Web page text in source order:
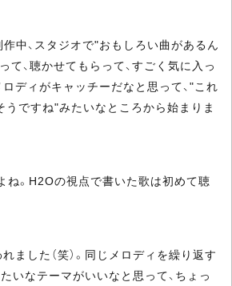
作中、スタジオで"おもしろい曲があるん
て、聴かせてもらって、すごく気に入っ
ディがキャッチーだなと思って、"これ
うですね"みたいなところから始まりま
。H2Oの視点で書いた歌は初めて聴
ました（笑）。同じメロディを繰り返す
いなテーマがいいなと思って、ちょっ